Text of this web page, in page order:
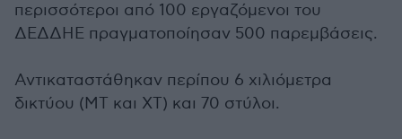
περισσότεροι από 100 εργαζόμενοι του
ΔΕΔΔΗΕ πραγματοποίησαν 500 παρεμβάσεις.
Αντικαταστάθηκαν περίπου 6 χιλιόμετρα
δικτύου (ΜΤ και ΧΤ) και 70 στύλοι.